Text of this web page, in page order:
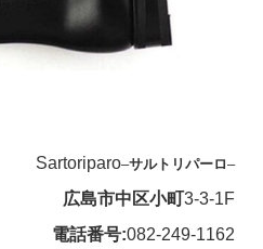
Sartoriparo–サルトリパーロ–
広島市中区小町3-3-1F
電話番号:082-249-1162